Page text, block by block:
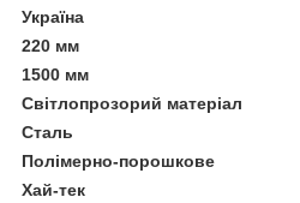
Україна
220 мм
1500 мм
Світлопрозорий матеріал
Сталь
Полімерно-порошкове
Хай-тек